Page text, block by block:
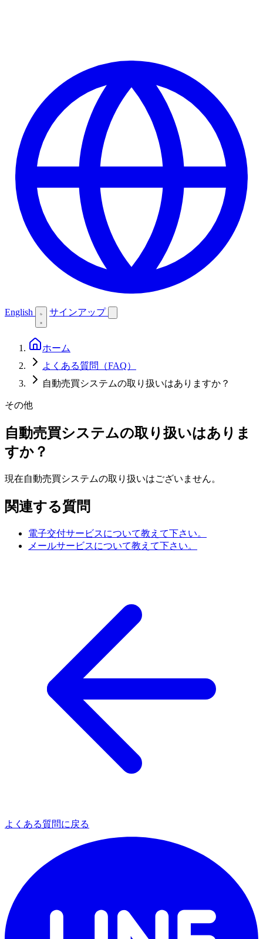
English サインアップ
ホーム
よくある質問（FAQ）
自動売買システムの取り扱いはありますか？
その他
自動売買システムの取り扱いはありま
すか？
現在自動売買システムの取り扱いはございません。
関連する質問
電子交付サービスについて教えて下さい。
メールサービスについて教えて下さい。
よくある質問に戻る